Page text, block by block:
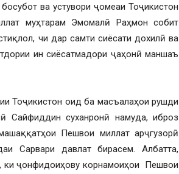
ва устувори ҷомеаи Тоҷикистон
муҳтарам Эмомалӣ Раҳмон собит
чи дар самти сиёсати дохилӣ ва
ин сиёсатмадори ҷаҳонӣ маншаъ
Тоҷикистон оид ба масъалаҳои рушди
Сайфиддин суханронӣ намуда, иброз
Пешвои миллат арҷгузорӣ
Сарвари давлат бирасем. Албатта,
ки ҷонфидоиҳову корнамоиҳои Пешвои